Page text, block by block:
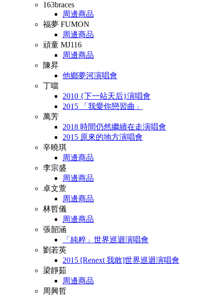
163braces
周邊商品
福夢 FUMON
周邊商品
頑童 MJ116
周邊商品
陳昇
他鄉夢河演唱會
丁噹
2010 {下一站天后}演唱會
2015 「我愛你戀習曲」
萬芳
2018 時間仍然繼續在走演唱會
2015 原來的地方演唱會
辛曉琪
周邊商品
李宗盛
周邊商品
卓文萱
周邊商品
林哲儀
周邊商品
張韶涵
「純粹」世界巡迴演唱會
劉若英
2015 [Renext 我敢]世界巡迴演唱會
梁靜茹
周邊商品
周興哲